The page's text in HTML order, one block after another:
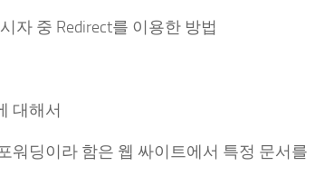
자 중 Redirect를 이용한 방법
대해서
워딩이라 함은 웹 싸이트에서 특정 문서를